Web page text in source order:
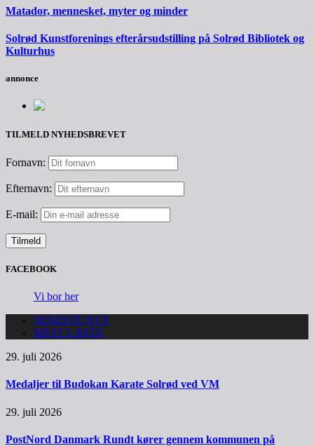
Matador, mennesket, myter og minder
Solrød Kunstforenings efterårsudstilling på Solrød Bibliotek og
Kulturhus
annonce
TILMELD NYHEDSBREVET
Fornavn:
Efternavn:
E-mail:
FACEBOOK
Vi bor her
SENESTE NYT
MEST LÆSTE
29. juli 2026
Medaljer til Budokan Karate Solrød ved VM
29. juli 2026
PostNord Danmark Rundt kører gennem kommunen på